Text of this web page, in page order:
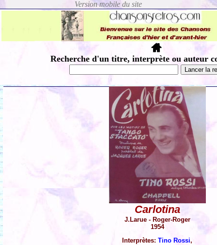
Recherche d'un titre, interprète ou auteur
Carlotina
J.Larue - Roger-Roger
1954
Interprètes:Tino Rossi,